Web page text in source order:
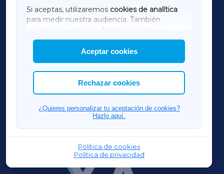
Si aceptas, utilizaremos cookies de analítica
para medir nuestra audiencia. También
utilizaremos
cookies de marketing
mostrar publicidad de terceros.
Asimismo, puedes personalizar la elección de
las cookies que deseas permitir.
Aceptar cookies
Rechazar cookies
¿Quieres personalizar tu aceptación de cookies?
Hazlo aquí.
Política de cookies
Política de privacidad
AMARIÑAXA
RIBEIRASACRAXA
ACORUÑAXA
FERROLXA
OURENSEXA